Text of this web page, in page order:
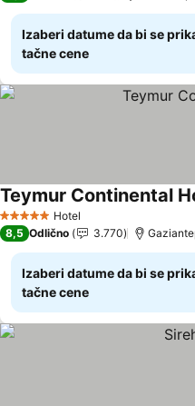
Izaberi datume da bi se
tačne cene
5 ZvezdiceHotel
Teymur Continental
8,5 Odlično 3.770
Izaberi datume da bi se
tačne cene